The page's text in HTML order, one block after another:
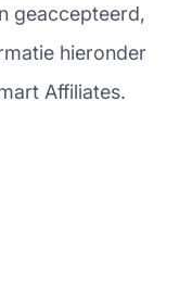
geaccepteerd,
hieronder
Affiliates.